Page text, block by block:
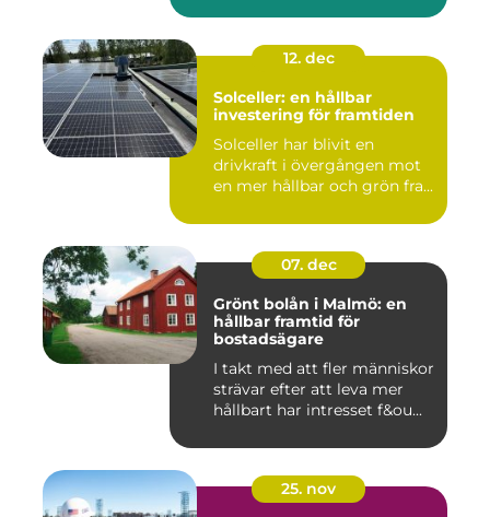
12. dec
Solceller: en hållbar
investering för framtiden
Solceller har blivit en
drivkraft i övergången mot
en mer hållbar och grön fra...
07. dec
Grönt bolån i Malmö: en
hållbar framtid för
bostadsägare
I takt med att fler människor
strävar efter att leva mer
hållbart har intresset f&ou...
25. nov